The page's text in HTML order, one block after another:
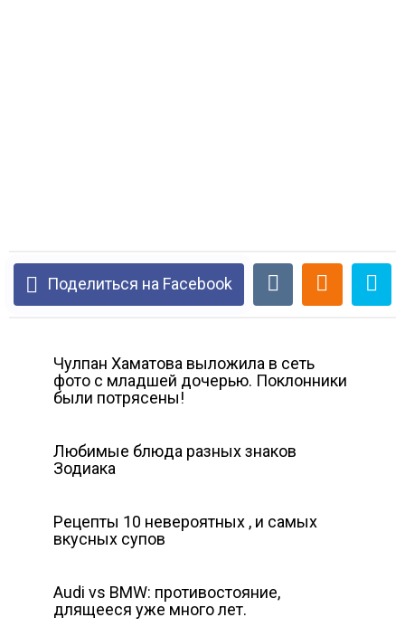
Поделиться на Facebook
Чулпан Хаматова выложила в сеть
фото с младшей дочерью. Поклонники
были потрясены!
Любимые блюда разных знаков
Зодиака
Рецепты 10 невероятных , и самых
вкусных супов
Audi vs BMW: противостояние,
длящееся уже много лет.